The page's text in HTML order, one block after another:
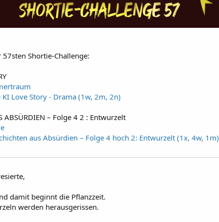
57sten Shortie-Challenge:
KI Love Story - Drama (1w, 2m, 2n)
ABSÜRDIEN – Folge 4 2 : Entwurzelt
aus Absürdien – Folge 4 hoch 2: Entwurzelt (1x, 4w, 1m)
damit beginnt die Pflanzzeit.
werden herausgerissen.